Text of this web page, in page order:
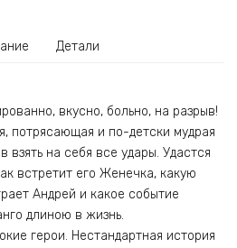
Детали
вкусно, больно, на разрыв!
потрясающая и по-детски мудрая
взять на себя все удары. Удастся
встретит его Женечка, какую
Андрей и какое событие
длиною в жизнь.
герои. Нестандартная история